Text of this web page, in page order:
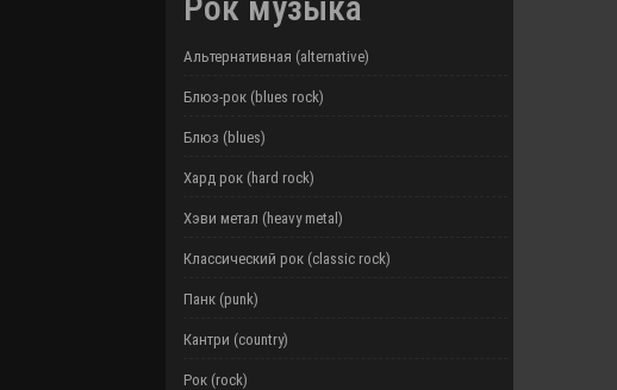
Альтернативная (alternative)
Блюз-рок (blues rock)
Блюз (blues)
Хард рок (hard rock)
Хэви метал (heavy metal)
Классический рок (classic rock)
Панк (punk)
Кантри (country)
Рок (rock)